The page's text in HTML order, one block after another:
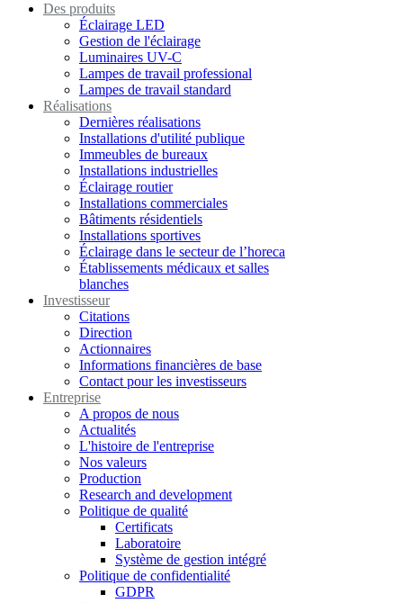
Des produits
Éclairage LED
Gestion de l'éclairage
Luminaires UV-C
Lampes de travail professional
Lampes de travail standard
Réalisations
Dernières réalisations
Installations d'utilité publique
Immeubles de bureaux
Installations industrielles
Éclairage routier
Installations commerciales
Bâtiments résidentiels
Installations sportives
Éclairage dans le secteur de l’horeca
Établissements médicaux et salles
blanches
Investisseur
Citations
Direction
Actionnaires
Informations financières de base
Contact pour les investisseurs
Entreprise
A propos de nous
Actualités
L'histoire de l'entreprise
Nos valeurs
Production
Research and development
Politique de qualité
Certificats
Laboratoire
Système de gestion intégré
Politique de confidentialité
GDPR